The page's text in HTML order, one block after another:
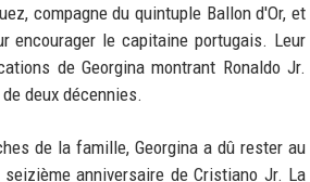
compagne du quintuple Ballon d'Or, et
encourager le capitaine portugais. Leur
de Georgina montrant Ronaldo Jr.
deux décennies.
de la famille, Georgina a dû rester au
anniversaire de Cristiano Jr. La